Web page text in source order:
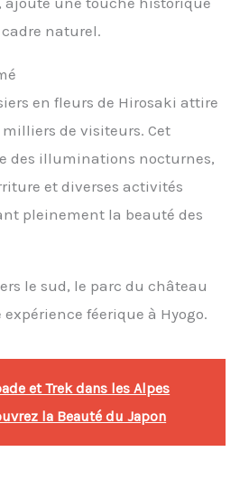
naturel.
en fleurs de Hirosaki attire
de visiteurs. Cet
des illuminations nocturnes,
et diverses activités
pleinement la beauté des
le sud, le parc du château
féerique à Hyogo.
et Trek dans les Alpes
la Beauté du Japon